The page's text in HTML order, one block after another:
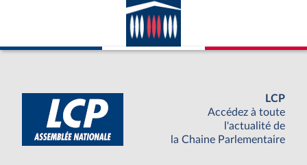
LCP
Accédez à toute
l'actualité de
la Chaine Parlementaire